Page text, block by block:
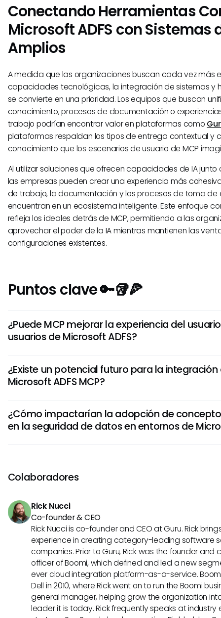
Conectando Herramientas
Microsoft ADFS con Sistemas
Amplios
A medida que las organizaciones buscan cada vez más
capacidades tecnológicas, la integración de sistemas y
se convierte en una prioridad. Los equipos que buscan
conocimiento, procesos de documentación o
trabajo podrían encontrar valor en plataformas como
plataformas respaldan los tipos de entrega contextual y
conocimiento que los escenarios de usuario de MCP
Al utilizar soluciones que ofrecen capacidades de IA junto
las empresas pueden crear una experiencia más
de trabajo, la documentación y los procesos de toma de
encuentran en un ecosistema inteligente. Este enfoque
refleja los ideales detrás de MCP, permitiendo a las
aprovechar el poder de la IA mientras mantienen las
configuraciones existentes.
Puntos clave 🔑🥡🍕
¿Puede MCP mejorar la experiencia del
usuarios de Microsoft ADFS?
experiencia de usuario mejorada. Los sistemas de IA
personalizados basados en roles de usuario y permisos
¿Existe un potencial futuro para la integración
Microsoft ADFS MCP?
MCP a Microsoft ADFS ofrece una perspectiva intrigante
Considerar cómo las herramientas de IA unificadas
¿Cómo impactarían la adopción de
en la seguridad de datos en entornos de
proactivamente los patrones de acceso, lo que ayuda a
a mantener una seguridad más estrecha y salvaguardar
Colaboradores
Rick Nucci
Co-founder & CEO
Rick Nucci is co-founder and CEO at Guru. Rick
experience in creating category-leading software
companies. Prior to Guru, Rick was the founder and
officer of Boomi, which defined and led a new
ever cloud integration platform-as-a-service.
Dell in 2010, where Rick went on to run the Boomi
general manager, helping grow the organization
leader it is today. Rick frequently speaks at